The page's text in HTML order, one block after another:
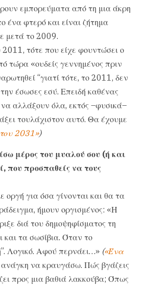
εμπορεύματα από τη μια άκρη
ένα φτερό και είναι ζήτημα
μετά το 2009.
τότε που είχε φουντώσει ο
τώρα «ουδείς γεννημένος πριν
“γιατί τότε, το 2011, δεν
έσωσες εσύ. Επειδή καθένας
αλλάξουν όλα, εκτός –φυσικά–
τουλάχιστον αυτό. Θα έχουμε
2031»)
μέρος του μυαλού σου (ή και
που προσπαθείς να τους
για όσα γίνονται και θα τα
ήμουν οργισμένος: «Η
διά του δημοψηφίσματος τη
τα σωσίβια. Όταν το
Λογικό. Αφού περνάει…» («Ένα
ανάγκη να κραυγάσω. Πώς βγάζεις
προς μια βαθιά λακκούβα; Όπως